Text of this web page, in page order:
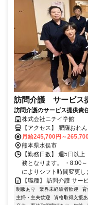
訪問介護 サービス
訪問介護のサービス提供責
正社員のお仕事です。
株式会社ニチイ学館
【アクセス】 肥薩おれんじ鉄道
市 長野町11番114号1階 ■アクセス 肥薩おれんじ鉄道新水俣駅 車10
分
月給245,700円～
熊本県水俣市
【勤務日数】 週5日以
務となります。 ・8:00
によりシフト時間変更
【職種】 訪問介護 サー
制服あり 業界未経験者歓迎 育
主婦・主夫歓迎
資格取得支援あ